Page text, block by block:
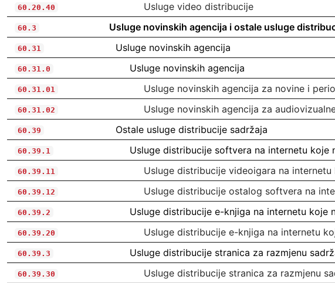
60.20.40 Usluge video distribucije
60.3 Usluge novinskih agencija i ostale usluge
60.31 Usluge novinskih agencija
60.31.0 Usluge novinskih agencija
60.31.01 Usluge novinskih agencija za novine i
60.31.02 Usluge novinskih agencija za
60.39 Ostale usluge distribucije sadržaja
60.39.1 Usluge distribucije softvera na internetu koje
60.39.11 Usluge distribucije videoigara na
60.39.12 Usluge distribucije ostalog softvera na
60.39.2 Usluge distribucije e-knjiga na internetu koje
60.39.20 Usluge distribucije e-knjiga na internetu
60.39.3 Usluge distribucije stranica za razmjenu
60.39.30 Usluge distribucije stranica za razmjenu